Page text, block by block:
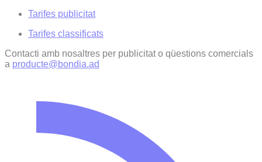
Tarifes publicitat
Tarifes classificats
Contacti amb nosaltres per publicitat o qüestions comercials
a producte@bondia.ad